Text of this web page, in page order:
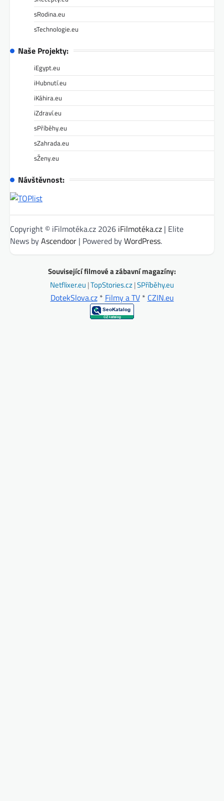
sRodina.eu
sTechnologie.eu
Naše Projekty:
iEgypt.eu
iHubnutí.eu
iKáhira.eu
iZdraví.eu
sPříběhy.eu
sZahrada.eu
sŽeny.eu
Návštěvnost:
Copyright © iFilmotéka.cz 2026 iFilmotéka.cz | Elite
News byAscendoor | Powered byWordPress.
Související filmové a zábavní magazíny:
Netflixer.eu |TopStories.cz|SPříběhy.eu
DotekSlova.cz* Filmy a TV* CZIN.eu